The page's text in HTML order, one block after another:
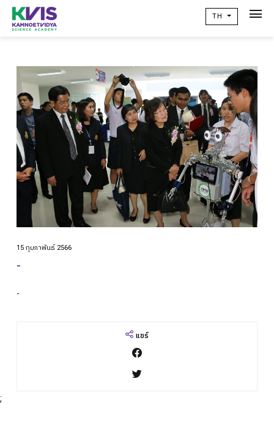
TH
เกี่ยวกับเรา
วิจัยผลสัมฤทธิ์ทางการเรียน
ข่าวสาร
เเคมปัสไลฟ์
คอมมูนิตี้
ติดต่อเรา
alumni
15 กุมภาพันธ์ 2566
-
-
แชร์
;